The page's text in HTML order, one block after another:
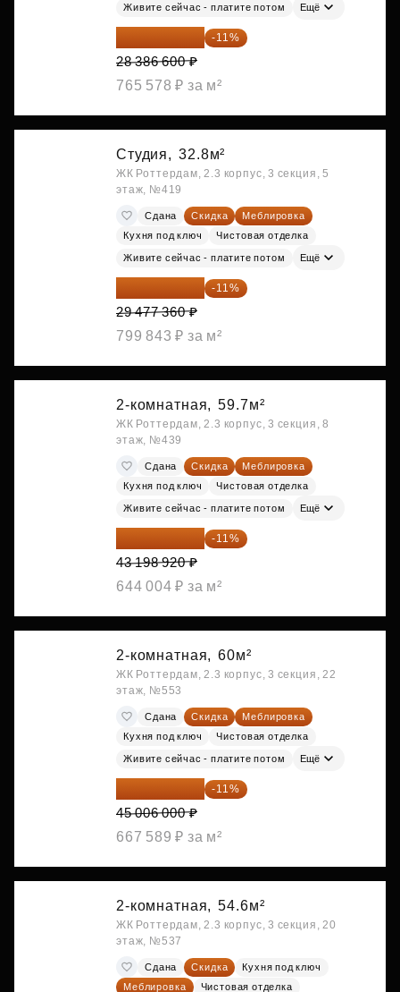
Живите сейчас - платите потом Ещё
25 264 074 ₽ -11%
28 386 600 ₽
765 578 ₽ за м²
Студия, 32.8м²
ЖК Роттердам, 2.3 корпус, 3 секция, 5
этаж, №419
Сдана Скидка
Меблировка
Кухня под ключ
Чистовая отделка
Живите сейчас - платите потом Ещё
26 234 850 ₽ -11%
29 477 360 ₽
799 843 ₽ за м²
2-комнатная, 59.7м²
ЖК Роттердам, 2.3 корпус, 3 секция, 8
этаж, №439
Сдана Скидка
Меблировка
Кухня под ключ
Чистовая отделка
Живите сейчас - платите потом Ещё
38 447 039 ₽ -11%
43 198 920 ₽
644 004 ₽ за м²
2-комнатная, 60м²
ЖК Роттердам, 2.3 корпус, 3 секция, 22
этаж, №553
Сдана Скидка
Меблировка
Кухня под ключ
Чистовая отделка
Живите сейчас - платите потом Ещё
40 055 340 ₽ -11%
45 006 000 ₽
667 589 ₽ за м²
2-комнатная, 54.6м²
ЖК Роттердам, 2.3 корпус, 3 секция, 20
этаж, №537
Сдана Скидка
Кухня под ключ
Меблировка
Чистовая отделка